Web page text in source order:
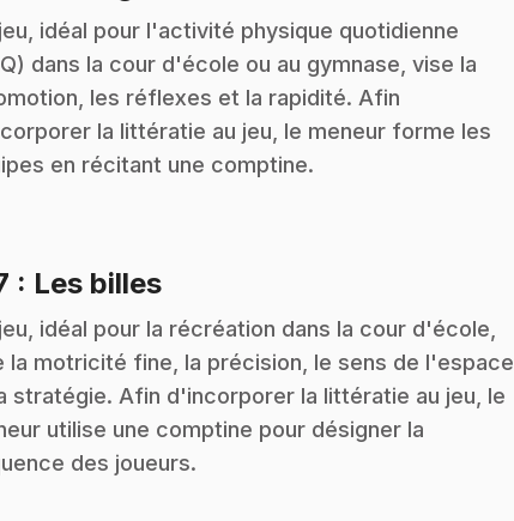
idéal pour l'activité physique quotidienne
dans la cour d'école ou au gymnase, vise la
les réflexes et la rapidité. Afin
la littératie au jeu, le meneur forme les
en récitant une comptine.
: Les billes.
idéal pour la récréation dans la cour d'école,
la motricité fine, la précision, le sens de l'espace
stratégie. Afin d'incorporer la littératie au jeu, le
utilise une comptine pour désigner la
des joueurs.